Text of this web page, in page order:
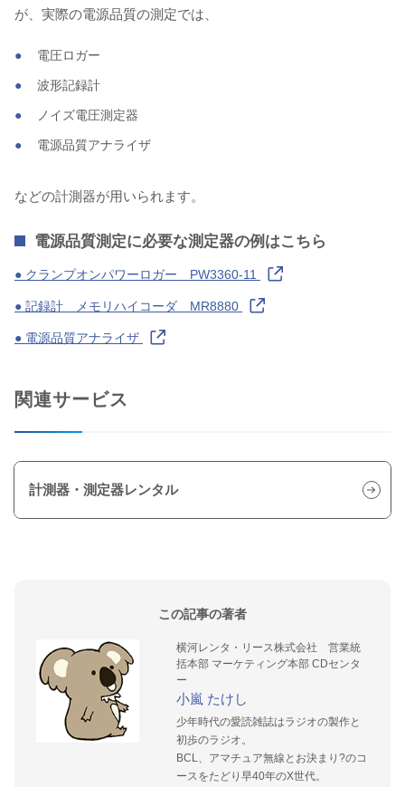
が、実際の電源品質の測定では、
電圧ロガー
波形記録計
ノイズ電圧測定器
電源品質アナライザ
などの計測器が用いられます。
電源品質測定に必要な測定器の例はこちら
● クランプオンパワーロガー PW3360-11
● 記録計 メモリハイコーダ MR8880
● 電源品質アナライザ
関連サービス
計測器・測定器レンタル
この記事の著者
横河レンタ・リース株式会社 営業統
括本部 マーケティング本部 CDセンタ
ー
⼩嵐 たけし
少年時代の愛読雑誌はラジオの製作と
初歩のラジオ。
BCL、アマチュア無線とお決まり?のコ
ースをたどり早40年のX世代。